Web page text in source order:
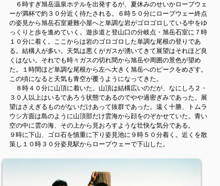
６時すぎ旭岳温泉ホテルを出発するが、夏休みのせいかロープウェ
ーが満杯で約３０分近く待たされる。６時５０分にロープウェー終点
の姿見から旭岳石室避難小屋へと単調な岩がゴロゴロしている中をゆ
っくりと歩を進めていく。遊歩道と登山口の分岐点・旭岳石室に７時
１０分に着く。ここからは岩のゴロゴロした単調な尾根の登りであ
る。結構人が多い。天気は悪くがガスが湧いてきて展望はそれほど良
くはない。それでも時々ガスの切れ間から旭岳や周囲の景色が望め
た。１時間ほど単調な尾根から左へ大きく旭岳へのピークをめざす。
この頃になると天気も青空が覆うようになってきた。
８時４０分に山頂に着いた。山頂は結構広いのだが、なにしろ２・
３０人以上はいるであろう状態であるのでやや過密ぎみであった。展
望はさえぎるものがないだけあって抜群であった。遠く十勝、トムラ
ウシ方面は島のように山頂部だけ雲海から顔をのぞかせていた。青い
空の中に雲の海、その上から見おろすような壮快な気分である。
９時に下山、ゴロ石を慎重に下り姿見池に９時５０分着く。近くを散
策し１０時３０分姿見駅からロープウェーで下山した。